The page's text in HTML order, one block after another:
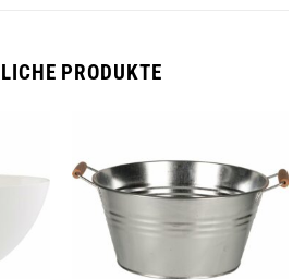
PRODUKTE